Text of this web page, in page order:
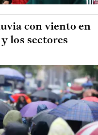
con viento en
los sectores